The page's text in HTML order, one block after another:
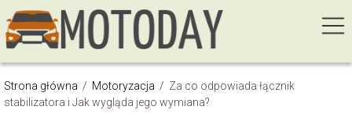
Strona główna / Motoryzacja / Za co odpowiada łącznik
stabilizatora i Jak wygląda jego wymiana?